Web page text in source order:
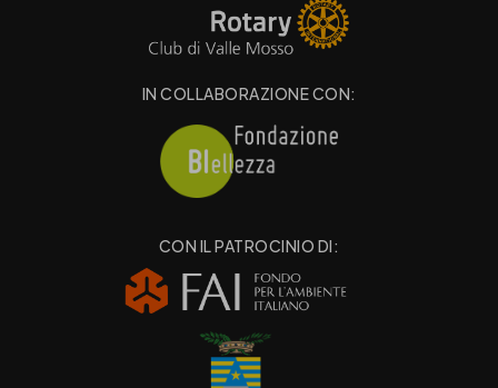
IN COLLABORAZIONE CON:
CON IL PATROCINIO DI: